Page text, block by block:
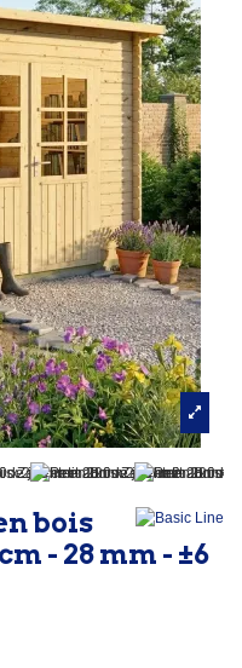
bois
- 28 mm - ±6